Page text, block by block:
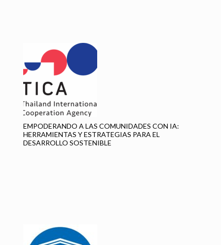
EMPODERANDO A LAS COMUNIDADES CON IA:
HERRAMIENTAS Y ESTRATEGIAS PARA EL
DESARROLLO SOSTENIBLE